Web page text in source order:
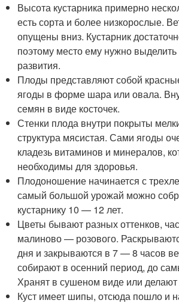
Высота кустарника примерно
есть сорта и более низкорослые.
опущены вниз. Кустарник
поэтому место ему нужно
развития.
Плоды представляют собой
ягоды в форме шара или овала.
семян в виде косточек.
Стенки плода внутри покрыты
структура мясистая. Сами ягоды
кладезь витаминов и минералов,
необходимы для здоровья.
Плодоношение начинается с
самый большой урожай можно
кустарнику 10 — 12 лет.
Цветы бывают разных оттенков,
малиново — розового.
дня и закрываются в 7 — 8 часов
собирают в осенний период, до
Хранят в сушеном виде или делают
Куст имеет шипы, отсюда пошло и